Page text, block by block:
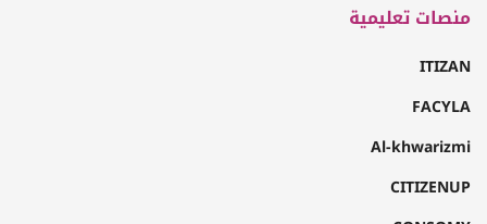
منصات تعليمية
ITIZAN
FACYLA
Al-khwarizmi
CITIZENUP